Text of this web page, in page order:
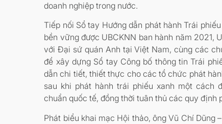
doanh nghiệp trong nước.
Tiếp nối Sổ tay Hướng dẫn phát hành Trái
bền vững được UBCKNN ban hành năm 2021,
với Đại sứ quán Anh tại Việt Nam, cùng các
để xây dựng Sổ tay Công bố thông tin Trái
dẫn chi tiết, thiết thực cho các tổ chức phát
sau khi phát hành trái phiếu xanh một cách
chuẩn quốc tế, đồng thời tuân thủ các quy định
Phát biểu khai mạc Hội thảo, ông Vũ Chí